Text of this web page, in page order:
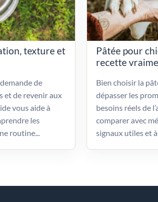
texture et
de
et de revenir aux
vous aide à
les
routine...
Pâtée pour
recette
Bien choisir la
dépasser les
besoins réels de
comparer avec
signaux utiles et